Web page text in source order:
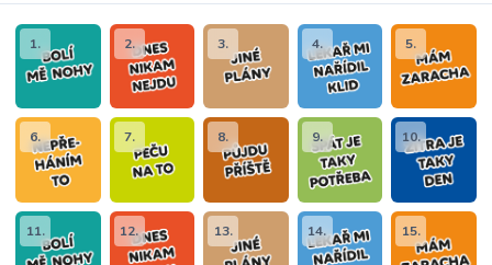
1. 2. 3. 4. 5.
6. 7. 8. 9. 10.
11. 12. 13. 14. 15.